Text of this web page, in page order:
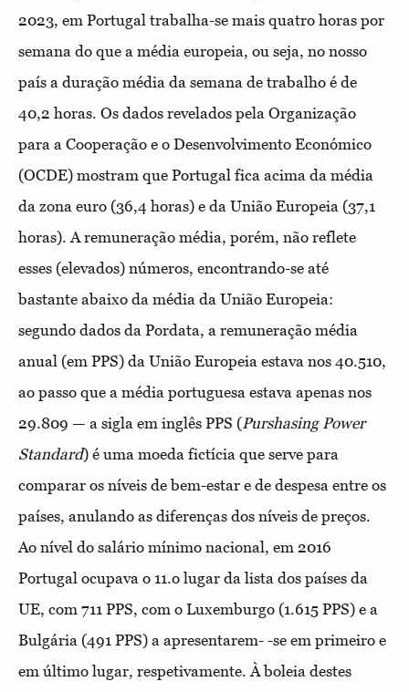
2023, em Portugal trabalha-se mais quatro horas por
semana do que a média europeia, ou seja, no nosso
país a duração média da semana de trabalho é de
40,2 horas. Os dados revelados pela Organização
para a Cooperação e o Desenvolvimento Económico
(OCDE) mostram que Portugal fica acima da média
da zona euro (36,4 horas) e da União Europeia (37,1
horas). A remuneração média, porém, não reflete
esses (elevados) números, encontrando-se até
bastante abaixo da média da União Europeia:
segundo dados da Pordata, a remuneração média
anual (em PPS) da União Europeia estava nos 40.510,
ao passo que a média portuguesa estava apenas nos
29.809 — a sigla em inglês PPS (Purshasing Power
Standard) é uma moeda fictícia que serve para
comparar os níveis de bem-estar e de despesa entre os
países, anulando as diferenças dos níveis de preços.
Ao nível do salário mínimo nacional, em 2016
Portugal ocupava o 11.o lugar da lista dos países da
UE, com 711 PPS, com o Luxemburgo (1.615 PPS) e a
Bulgária (491 PPS) a apresentarem- -se em primeiro e
em último lugar, respetivamente. À boleia destes